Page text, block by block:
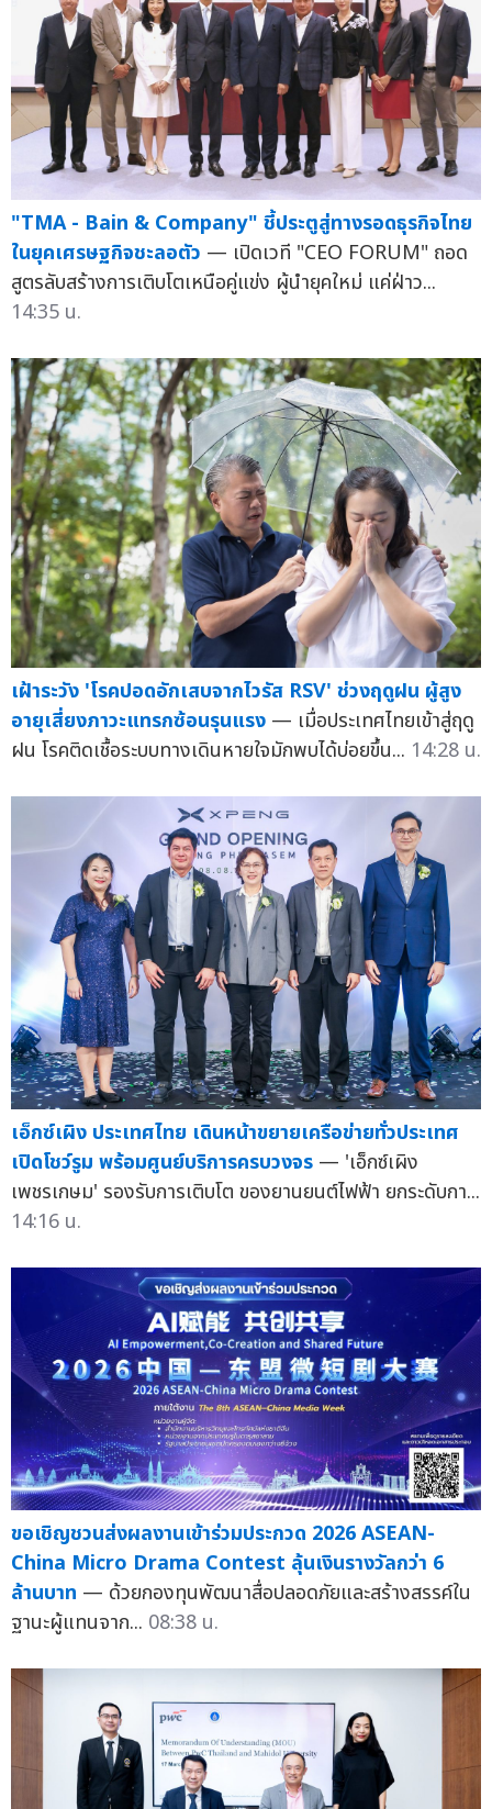
"TMA - Bain & Company" ชี้ประตูสู่ทางรอดธุรกิจไทย
ในยุคเศรษฐกิจชะลอตัว — เปิดเวที "CEO FORUM" ถอด
สูตรลับสร้างการเติบโตเหนือคู่แข่ง ผู้นำยุคใหม่ แค่ฝ่าว...
14:35 น.
เฝ้าระวัง 'โรคปอดอักเสบจากไวรัส RSV' ช่วงฤดูฝน ผู้สูง
อายุเสี่ยงภาวะแทรกซ้อนรุนแรง — เมื่อประเทศไทยเข้าสู่ฤดู
ฝน โรคติดเชื้อระบบทางเดินหายใจมักพบได้บ่อยขึ้น... 14:28 น.
เอ็กซ์เผิง ประเทศไทย เดินหน้าขยายเครือข่ายทั่วประเทศ
เปิดโชว์รูม พร้อมศูนย์บริการครบวงจร — 'เอ็กซ์เผิง
เพชรเกษม' รองรับการเติบโต ของยานยนต์ไฟฟ้า ยกระดับกา...
14:16 น.
ขอเชิญชวนส่งผลงานเข้าร่วมประกวด 2026 ASEAN-
China Micro Drama Contest ลุ้นเงินรางวัลกว่า 6
ล้านบาท — ด้วยกองทุนพัฒนาสื่อปลอดภัยและสร้างสรรค์ใน
ฐานะผู้แทนจาก... 08:38 น.